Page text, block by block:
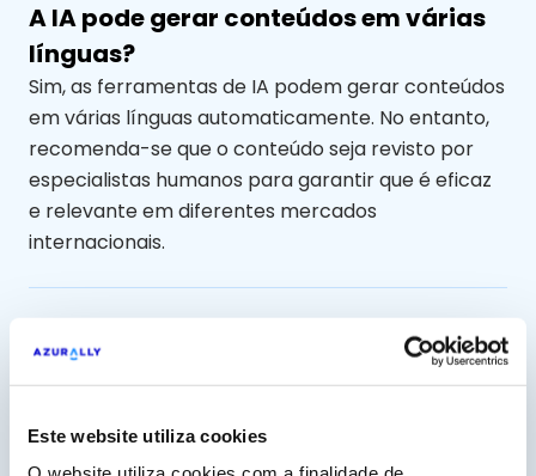
Este website utiliza cookies
A IA pode gerar conteúdos em várias
línguas?
Sim, as ferramentas de IA podem gerar conteúdos
em várias línguas automaticamente. No entanto,
recomenda-se que o conteúdo seja revisto por
especialistas humanos para garantir que é eficaz
e relevante em diferentes mercados
internacionais.
A IA na criação de conteúdos é
adequada para todos os sectores?
grande variedade de sectores, desde o comércio
eletrónico e a tecnologia até à educação e aos